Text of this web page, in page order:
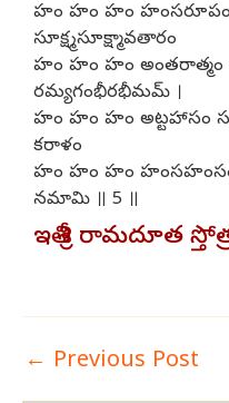
హం హం హం హంసరూపం
సూక్ష్మసూక్ష్మావతారం
హం హం హం అంతరాత్మం
రమ్యగంభీరభీమమ్ ।
హం హం హం అట్టహాసం
కరాళం
హం హం హం
నమామి ॥ 5 ॥
ఇతి శ్రీ రామదూత
← Previous Post